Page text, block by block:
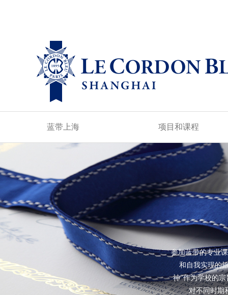
蓝带上海 项目和课程
参加蓝带的专业
和自我实现的
神”作为学校的
对不同时期